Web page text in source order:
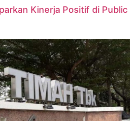
Kinerja Positif di Public